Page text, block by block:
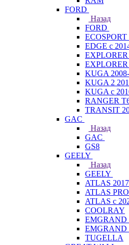
FORD
Назад
FORD
ECOSPORT
EDGE c
EXPLORER
EXPLORER
KUGA
KUGA 2
KUGA с
RANGER
TRANSIT
GAC
Назад
GAC
GS8
GEELY
Назад
GEELY
ATLAS
ATLAS
ATLAS с
COOLRAY
EMGRAND
EMGRAND
TUGELLA